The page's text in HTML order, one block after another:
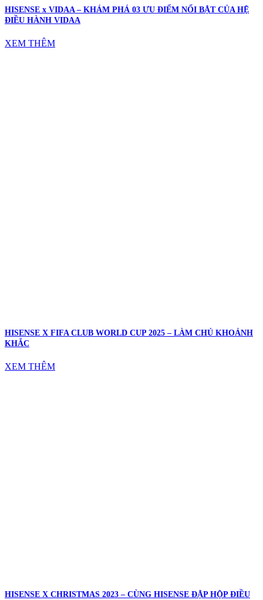
HISENSE x VIDAA – KHÁM PHÁ 03 ƯU ĐIỂM NỔI BẬT CỦA HỆ
ĐIỀU HÀNH VIDAA
XEM THÊM
HISENSE X FIFA CLUB WORLD CUP 2025 – LÀM CHỦ KHOẢNH
KHẮC
XEM THÊM
HISENSE X CHRISTMAS 2023 – CÙNG HISENSE ĐẬP HỘP ĐIỀU